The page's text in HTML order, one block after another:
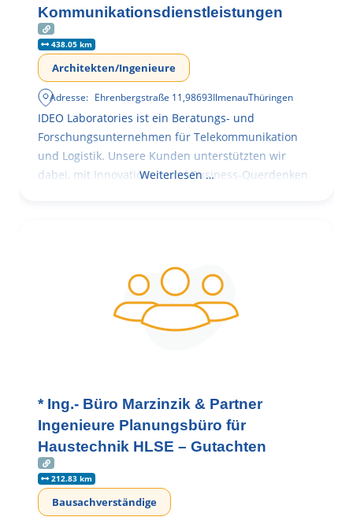
Kommunikationsdienstleistungen
438.05 km
Architekten/Ingenieure
Adresse: Ehrenbergstraße 11,98693IlmenauThüringen
IDEO Laboratories ist ein Beratungs- und
Forschungsunternehmen für Telekommunikation
und Logistik. Unsere Kunden unterstützten wir
dabei, mit Innovationen und Business-Querdenken
Weiterlesen …
* Ing.- Büro Marzinzik & Partner
Ingenieure Planungsbüro für
Haustechnik HLSE – Gutachten
212.83 km
Bausachverständige